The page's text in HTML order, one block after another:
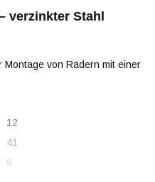
verzinkter Stahl
von Rädern mit einer
12
41
8